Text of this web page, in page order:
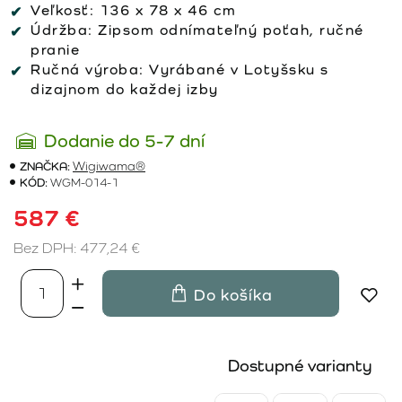
Veľkosť: 136 x 78 x 46 cm
Údržba: Zipsom odnímateľný poťah, ručné
pranie
Ručná výroba: Vyrábané v Lotyšsku s
dizajnom do každej izby
Dodanie do 5-7 dní
ZNAČKA:Wigiwama®
KÓD:WGM-014-1
587 €
Bez DPH: 477,24 €
Do košíka
Dostupné varianty